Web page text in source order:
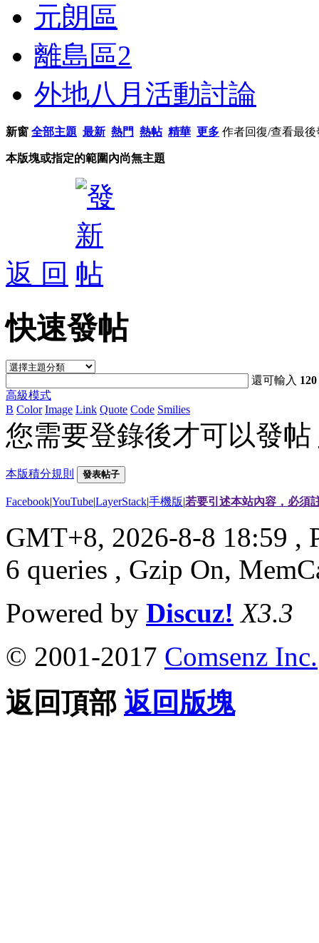
元朗區
離島區2
外地八月活動討論
新窗 全部主題 最新 熱門 熱帖 精華 更多 作者回復/查看最後
本版塊或指定的範圍內尚無主題
返 回
快速發帖
還可輸入 120
高級模式
B Color Image Link Quote Code Smilies
您需要登錄後才可以發帖
本版積分規則 發表帖子
Facebook|YouTube|LayerStack|手機版|若要引述本站內容，必須
GMT+8, 2026-8-8 18:59 ,
6 queries , Gzip On,
Powered by Discuz! X3.3
© 2001-2017 Comsenz Inc.
返回頂部 返回版塊